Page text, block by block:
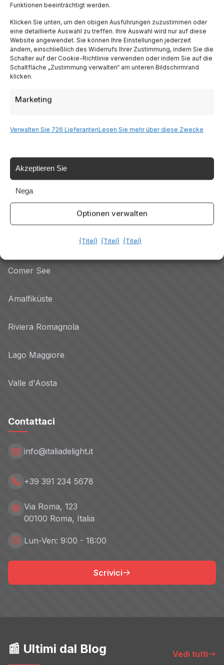
Funktionen beeinträchtigt werden.
Klicken Sie unten, um den obigen Ausführungen zuzustimmen oder
eine detaillierte Auswahl zu treffen. Ihre Auswahl wird nur auf diese
Website angewendet. Sie können Ihre Einstellungen jederzeit
ändern, einschließlich des Widerrufs Ihrer Zustimmung, indem Sie die
Schalter auf der Cookie-Richtlinie verwenden oder indem Sie auf die
Schaltfläche „Zustimmung verwalten“ am unteren Bildschirmrand
klicken.
Marketing
Verwalten Sie 726 LieferantenLesen Sie mehr über diese Zwecke
Akzeptieren Sie
Nega
Optionen verwalten
{Titel} {Titel} {Titel}
Lombardia
Trentino
Piemonte
Comer See
Amalfiküste
Riviera Romagnola
Lago Maggiore
Valle d'Aosta
Contattaci
info@italiadelight.it
+39 391 234 5678
Via Roma, 123
00100 Roma, Italia
Lun-Ven: 9:00 - 18:00
Scrivici
📰 Ultimi dal Blog Vedi tutti